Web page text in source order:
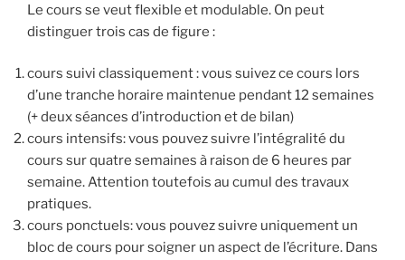
Le cours se veut flexible et modulable. On peut
distinguer trois cas de figure :
cours suivi classiquement : vous suivez ce cours lors
d’une tranche horaire maintenue pendant 12 semaines
(+ deux séances d’introduction et de bilan)
cours intensifs: vous pouvez suivre l’intégralité du
cours sur quatre semaines à raison de 6 heures par
semaine. Attention toutefois au cumul des travaux
pratiques.
cours ponctuels: vous pouvez suivre uniquement un
bloc de cours pour soigner un aspect de l’écriture. Dans